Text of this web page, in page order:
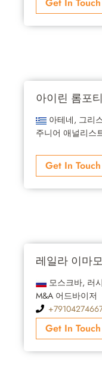
아이린 롬포
아테네, 그리
주니어 애널리스
Get In Touch
레일라 이마
모스크바, 러
M&A 어드바이저
Get In Touch